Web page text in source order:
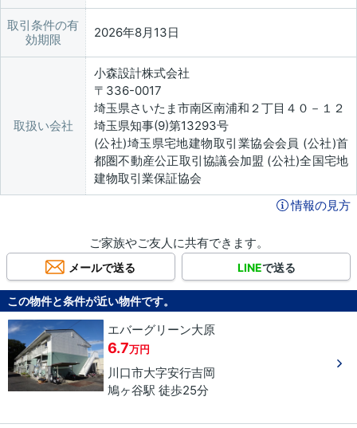
取引条件の有
効期限
2026年8月13日
取扱い会社
小森設計株式会社
〒336-0017
埼玉県さいたま市南区南浦和２丁目４０－１２
埼玉県知事(9)第13293号
(公社)埼玉県宅地建物取引業協会会員 (公社)首
都圏不動産公正取引協議会加盟 (公社)全国宅地
建物取引業保証協会
情報の見方
ご家族やご友人に共有できます。
メールで送る LINEで送る
この物件と条件が近い物件です。
エバーグリーン大原
6.7万円
川口市大字安行吉岡
鳩ヶ谷駅 徒歩25分